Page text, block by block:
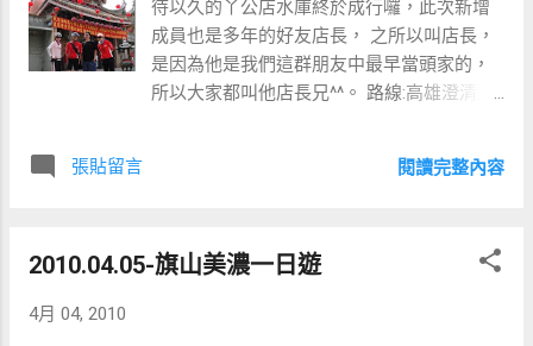
的甕仔雞，此間是當地賣芭樂的阿嬤介紹
的，很多明星採訪都來這裡，店名:山景甕仔
雞 店員正在幫我們分..雞^^ 原汁原味的雞湯，
正是拌飯的好湯頭 瞧我們的飯碗就知多好吃
去關子嶺內參觀一棟相當特別的建築[白色藝
後我們終於來到我們的目的地，175公路咖啡
[大鋤花間] 這裡所有建設都是老闆一敲一打
待以久的丫公店水庫終於成行囉，此次新增
成員也是多年的好友店長， 之所以叫店長，
是因為他是我們這群朋友中最早當頭家的，
所以大家都叫他店長兄^^。 路線:高雄澄清湖-
張貼留言 閱讀完整內容
2010.04.05-旗山美濃一日遊
4月 04, 2010